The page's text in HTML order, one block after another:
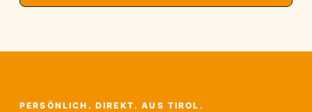
PERSÖNLICH. DIREKT. AUS TIROL.